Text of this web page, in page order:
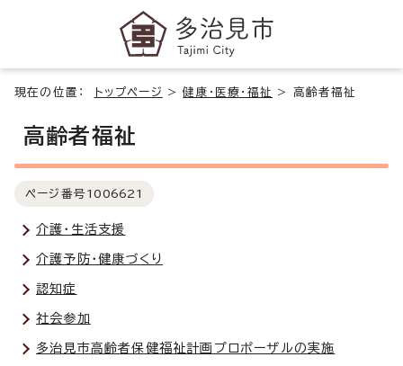
現在の位置： トップページ >健康・医療・福祉 > 高齢者福祉
高齢者福祉
ページ番号 1006621
介護・生活支援
介護予防・健康づくり
認知症
社会参加
多治見市高齢者保健福祉計画プロポーザルの実施